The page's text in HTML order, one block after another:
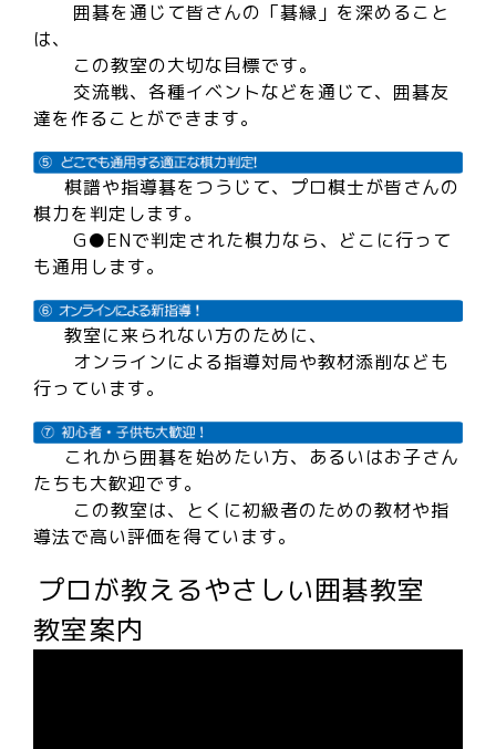
囲碁を通じて皆さんの「碁縁」を深めること
は、
この教室の大切な目標です。
交流戦、各種イベントなどを通じて、囲碁友
達を作ることができます。
棋譜や指導碁をつうじて、プロ棋士が皆さんの
棋力を判定します。
G●ENで判定された棋力なら、どこに行って
も通用します。
教室に来られない方のために、
オンラインによる指導対局や教材添削なども
行っています。
これから囲碁を始めたい方、あるいはお子さん
たちも大歓迎です。
この教室は、とくに初級者のための教材や指
導法で高い評価を得ています。
プロが教えるやさしい囲碁教室
教室案内